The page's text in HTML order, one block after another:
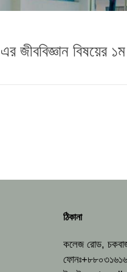
জীববিজ্ঞান বিষয়ের
ঠিকানা
কলেজ রোড,